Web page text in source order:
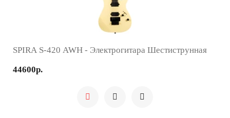
SPIRA S-420 AWH - Электрогитара Шестиструнная
44600р.